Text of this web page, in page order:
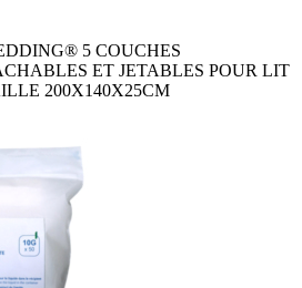
5 COUCHES
ET JETABLES POUR LIT
200X140X25CM